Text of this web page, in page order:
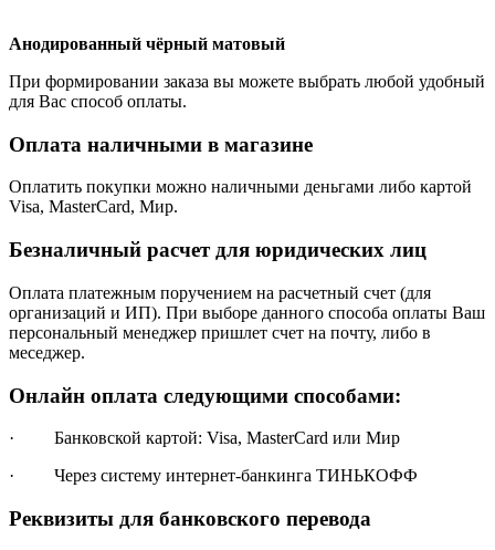
Анодированный чёрный матовый
При формировании заказа вы можете выбрать любой удобный
для Вас способ оплаты.
Оплата наличными в магазине
Оплатить покупки можно наличными деньгами либо картой
Visa, MasterCard, Мир.
Безналичный расчет для юридических лиц
Оплата платежным поручением на расчетный счет (для
организаций и ИП). При выборе данного способа оплаты Ваш
персональный менеджер пришлет счет на почту, либо в
меседжер.
Онлайн оплата следующими способами:
· Банковской картой: Visa, MasterCard или Мир
· Через систему интернет-банкинга ТИНЬКОФФ
Реквизиты для банковского перевода